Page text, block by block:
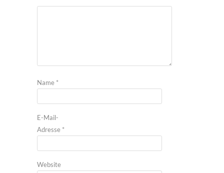
Name *
E-Mail-
Adresse *
Website